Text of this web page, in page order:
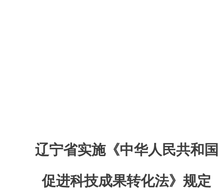
辽宁省实施《中华人民共和国
促进科技成果转化法》规定